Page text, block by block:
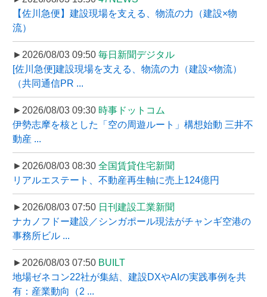
【佐川急便】建設現場を支える、物流の力（建設×物
流）
►2026/08/03 09:50 毎日新聞デジタル
[佐川急便]建設現場を支える、物流の力（建設×物流）
（共同通信PR ...
►2026/08/03 09:30 時事ドットコム
伊勢志摩を核とした「空の周遊ルート」構想始動 三井不
動産 ...
►2026/08/03 08:30 全国賃貸住宅新聞
リアルエステート、不動産再生軸に売上124億円
►2026/08/03 07:50 日刊建設工業新聞
ナカノフドー建設／シンガポール現法がチャンギ空港の
事務所ビル ...
►2026/08/03 07:50 BUILT
地場ゼネコン22社が集結、建設DXやAIの実践事例を共
有：産業動向（2 ...